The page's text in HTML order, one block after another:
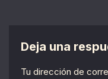
Deja una
Tu dirección de